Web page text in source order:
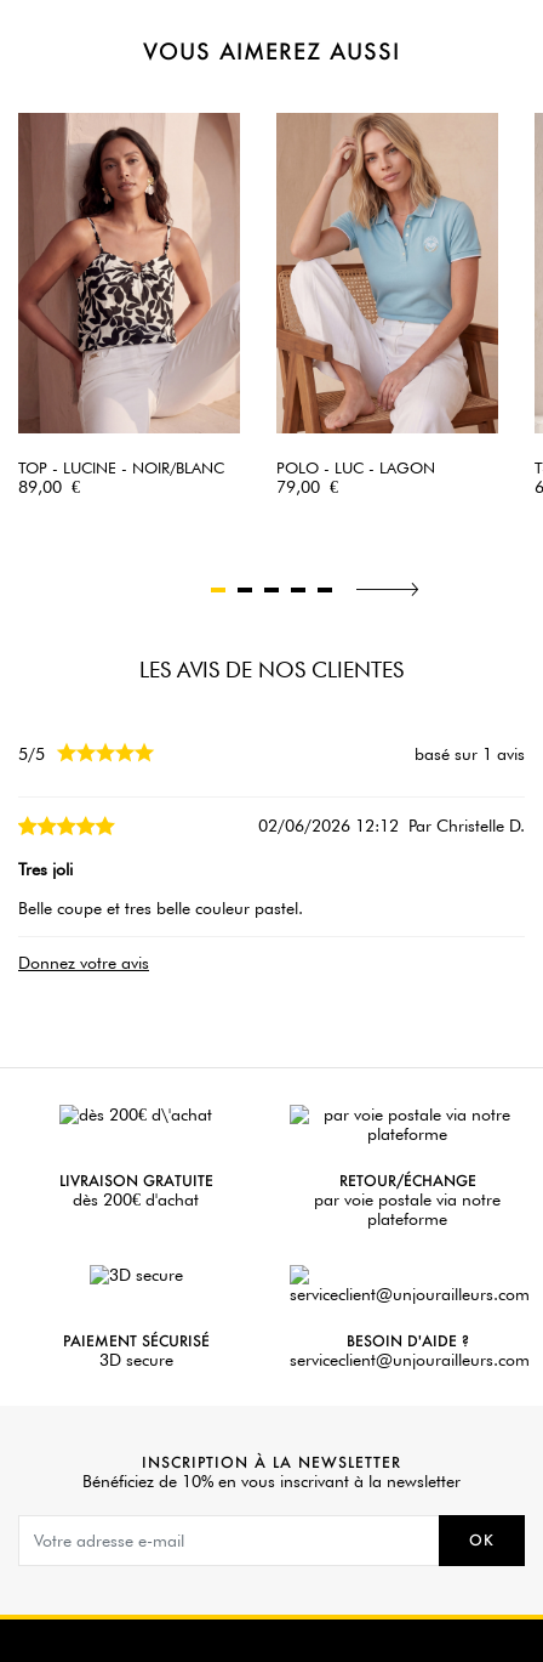
VOUS AIMEREZ AUSSI
TOP - LUCINE - NOIR/BLANC
Prix
89,00 €
POLO - LUC - LAGON
Prix
79,00 €
LES AVIS DE NOS CLIENTES
5/5  basé sur 1 avis
02/06/2026 12:12 Par Christelle D.
Tres joli
Belle coupe et tres belle couleur pastel.
Donnez votre avis
LIVRAISON GRATUITE
dès 200€ d'achat
RETOUR/ÉCHANGE
par voie postale via notre
plateforme
PAIEMENT SÉCURISÉ
3D secure
BESOIN D'AIDE ?
serviceclient@unjourailleurs.com
INSCRIPTION À LA NEWSLETTER
Bénéficiez de 10% en vous inscrivant à la newsletter
OK